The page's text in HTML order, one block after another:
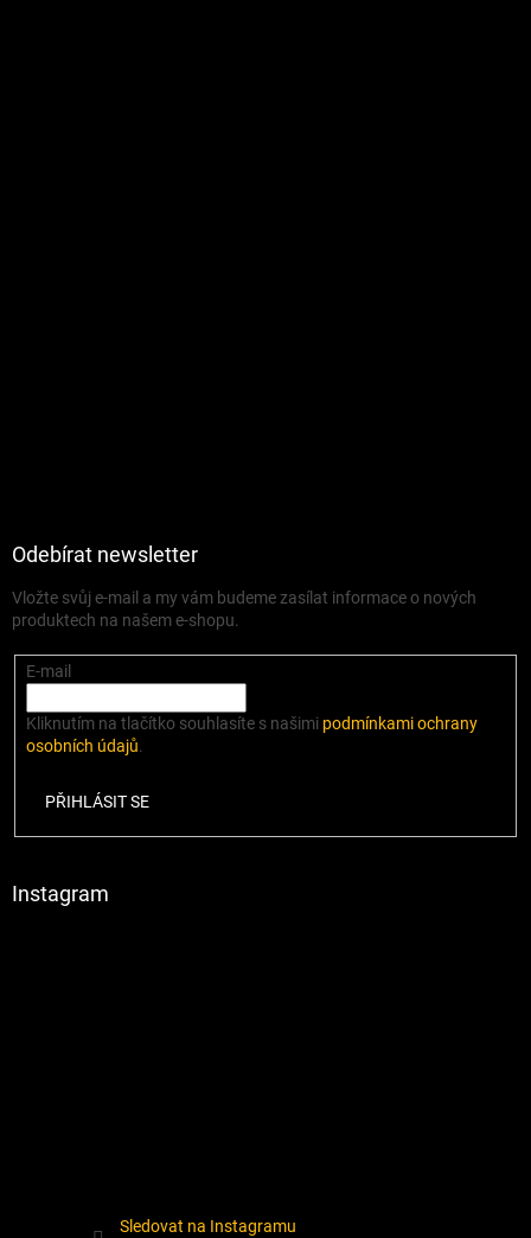
Odebírat newsletter
Vložte svůj e-mail a my vám budeme zasílat informace o nových
produktech na našem e-shopu.
E-mail
Kliknutím na tlačítko souhlasíte s našimi podmínkami ochrany
osobních údajů.
PŘIHLÁSIT SE
Instagram
Sledovat na Instagramu